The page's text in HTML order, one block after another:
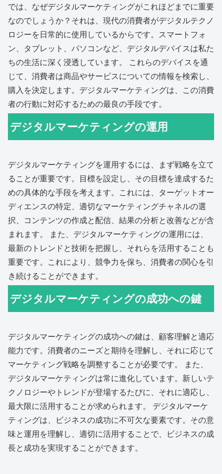
では、なぜデジタルマーケティングがこれほどまでに重要
なのでしょうか？それは、現代の消費者がデジタルテクノ
ロジーを日常的に使用しているからです。スマートフォ
ン、タブレット、パソコンなど、デジタルデバイスは私た
ちの生活に深く浸透しています。 これらのデバイスを通
じて、消費者は商品やサービスについての情報を検索し、
購入を決定します。デジタルマーケティングは、この消費
者の行動に対応するための最良の手段です。
デジタルマーケティングの運用
デジタルマーケティングを運用するには、まず戦略を立て
ることが重要です。目標を設定し、その目標を達成するた
めの具体的な手段を考えます。これには、ターゲットオー
ディエンスの特定、適切なマーケティングチャネルの選
択、コンテンツの作成と配信、結果の分析と改善などが含
まれます。 また、デジタルマーケティングの運用には、
最新のトレンドと技術を把握し、それらを活用することも
重要です。これにより、競争力を保ち、消費者の関心を引
き続けることができます。
デジタルマーケティングの成功への鍵
デジタルマーケティングの成功への鍵は、顧客理解と適応
能力です。消費者のニーズと期待を理解し、それに応じて
マーケティング戦略を調整することが必要です。 また、
デジタルマーケティングは常に進化しています。新しいテ
クノロジーやトレンドが登場するたびに、それに適応し、
最大限に活用することが求められます。 デジタルマーケ
ティングは、ビジネスの成功に不可欠な要素です。その意
味と運用を理解し、適切に活用することで、ビジネスの成
長と成功を実現することができます。